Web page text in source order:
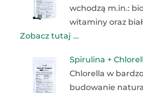
wchodzą m.in.:
witaminy oraz
Zobacz tutaj ...
Spirulina +
Chlorella w
budowanie